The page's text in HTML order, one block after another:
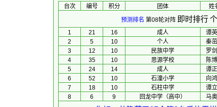
台次 编号 积分 团体
姓
预测排名 第08轮对阵 即时排行
1 21 16 成人
谭
2
5 10 个人
秦
3
12 10 民族中学
罗
4
35 10 思源学校
陈
5
24 14 成人
谭
6
52 10 石潼小学
向
7
18 10 石柱中学
谭
8
6 9 回龙中学（高中） 马